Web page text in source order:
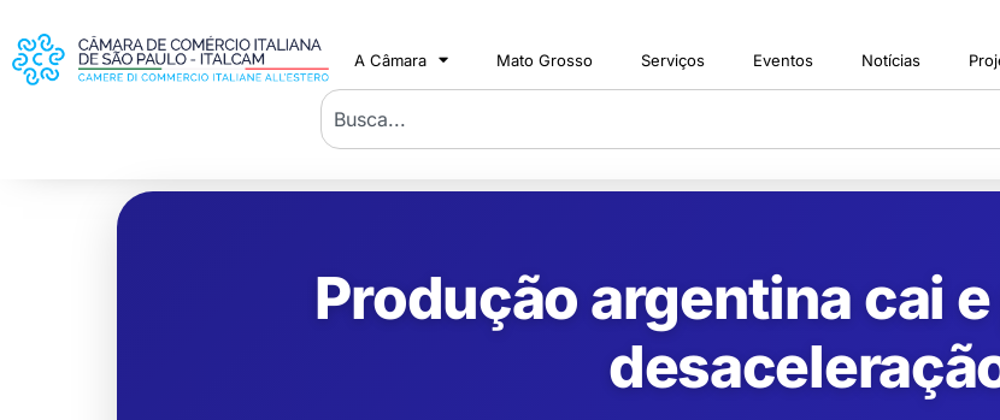
A Câmara Mato Grosso Serviços Eventos Notícias
Produção argentina cai